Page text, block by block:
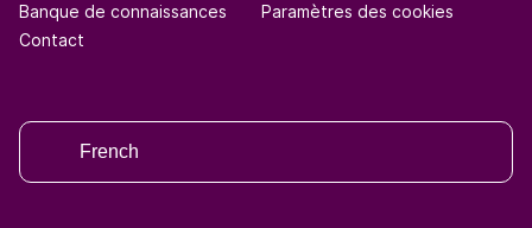
Banque de connaissances
Contact
Paramètres des cookies
French